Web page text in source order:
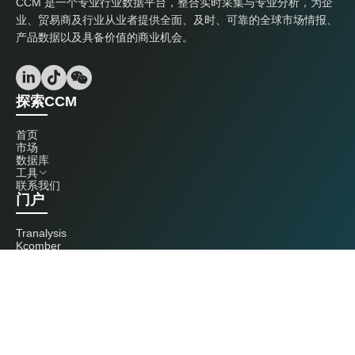
业、贸易商及行业从业者提供全面、及时、可靠的全球市场情报、
产品数据以及具备价值的商业机会。
探索CCM
首页
市场
数据库
工具
联系我们
门户
Tranalysis
Kcomber